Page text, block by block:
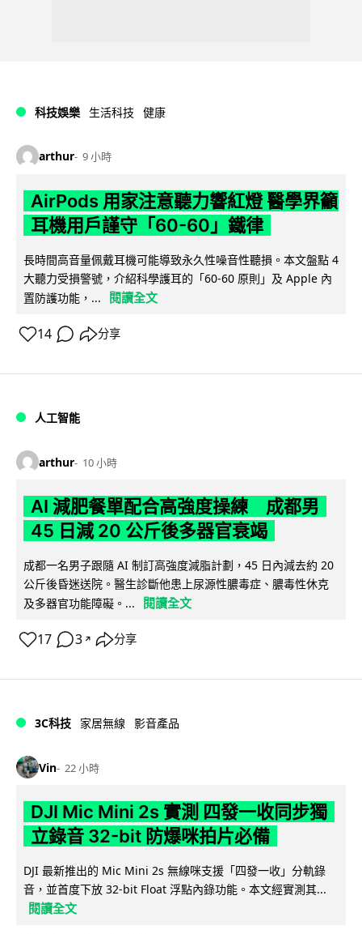
科技娛樂 生活科技 健康
arthur 9 小時
AirPods 用家注意聽力響紅燈 醫學界籲
耳機用戶謹守「60-60」鐵律
長時間高音量佩戴耳機可能導致永久性噪音性聽損。本文盤點 4
大聽力受損警號，介紹科學護耳的「60-60 原則」及 Apple 內
置防護功能，...
閱讀全文
14 分享
人工智能
arthur 10 小時
AI 減肥餐單配合高強度操練 成都男
45 日減 20 公斤後多器官衰竭
成都一名男子跟隨 AI 制訂高強度減脂計劃，45 日內減去約 20
公斤後昏迷送院。醫生診斷他患上尿源性膿毒症、膿毒性休克
及多器官功能障礙。...
閱讀全文
17 3 ↗ 分享
3C科技 家居無線 影音產品
Vin 22 小時
DJI Mic Mini 2s 實測 四發一收同步獨
立錄音 32-bit 防爆咪拍片必備
DJI 最新推出的 Mic Mini 2s 無線咪支援「四發一收」分軌錄
音，並首度下放 32-bit Float 浮點內錄功能。本文經實測其...
閱讀全文